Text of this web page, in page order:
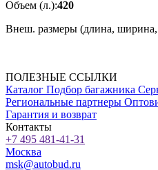
Объем (л.):420
Внеш. размеры (длина, ширина,
ПОЛЕЗНЫЕ ССЫЛКИ
Каталог Подбор багажника
Региональные партнеры
Гарантия и возврат
Контакты
+7 495 481-41-31
Москва
msk@autobud.ru